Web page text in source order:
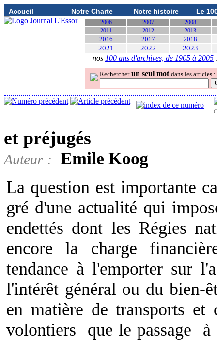
Accueil Notre Charte Notre histoire Le
2006 2007
2008
2011
2012 2013
2016 2017 2018
2021 2022 2023
+ nos 100 ans d'archives, de 1905 à 2005
Rechercher un seul mot dans les articles :
et préjugés
Auteur :
Emile Koog
La question est importante
gré d'une actualité qui
endettés dont les Régies
encore la charge
tendance à l'emporter sur
l'intérêt général ou du bien-
en matière de transports et
volontiers que le passage à